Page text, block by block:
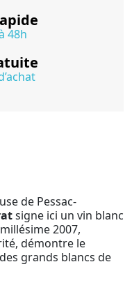
48h
de Pessac-
signe ici un vin blanc
2007,
démontre le
grands blancs de